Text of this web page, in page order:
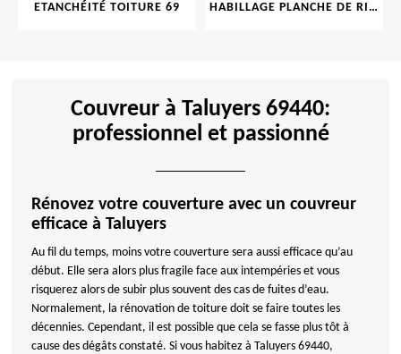
ETANCHÉITÉ TOITURE 69 HABILLAGE PLANCHE DE RIVE 69
Couvreur à Taluyers 69440:
professionnel et passionné
Rénovez votre couverture avec un couvreur
efficace à Taluyers
Au fil du temps, moins votre couverture sera aussi efficace qu’au
début. Elle sera alors plus fragile face aux intempéries et vous
risquerez alors de subir plus souvent des cas de fuites d’eau.
Normalement, la rénovation de toiture doit se faire toutes les
décennies. Cependant, il est possible que cela se fasse plus tôt à
cause des dégâts constaté. Si vous habitez à Taluyers 69440,